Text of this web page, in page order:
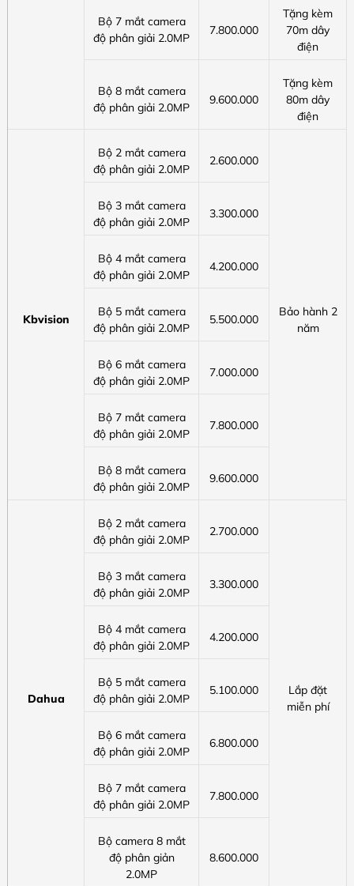
Bộ 7 mắt camera
độ phân giải 2.0MP
7.800.000
Tặng kèm
70m dây
điện
Bộ 8 mắt camera
độ phân giải 2.0MP
9.600.000
Tặng kèm
80m dây
điện
Kbvision
Bộ 2 mắt camera
độ phân giải 2.0MP
2.600.000
Bảo hành 2
năm
Bộ 3 mắt camera
độ phân giải 2.0MP
3.300.000
Bộ 4 mắt camera
độ phân giải 2.0MP
4.200.000
Bộ 5 mắt camera
độ phân giải 2.0MP
5.500.000
Bộ 6 mắt camera
độ phân giải 2.0MP
7.000.000
Bộ 7 mắt camera
độ phân giải 2.0MP
7.800.000
Bộ 8 mắt camera
độ phân giải 2.0MP
9.600.000
Dahua
Bộ 2 mắt camera
độ phân giải 2.0MP
2.700.000
Lắp đặt
miễn phí
Bộ 3 mắt camera
độ phân giải 2.0MP
3.300.000
Bộ 4 mắt camera
độ phân giải 2.0MP
4.200.000
Bộ 5 mắt camera
độ phân giải 2.0MP
5.100.000
Bộ 6 mắt camera
độ phân giải 2.0MP
6.800.000
Bộ 7 mắt camera
độ phân giải 2.0MP
7.800.000
Bộ camera 8 mắt
độ phân giản
2.0MP
8.600.000